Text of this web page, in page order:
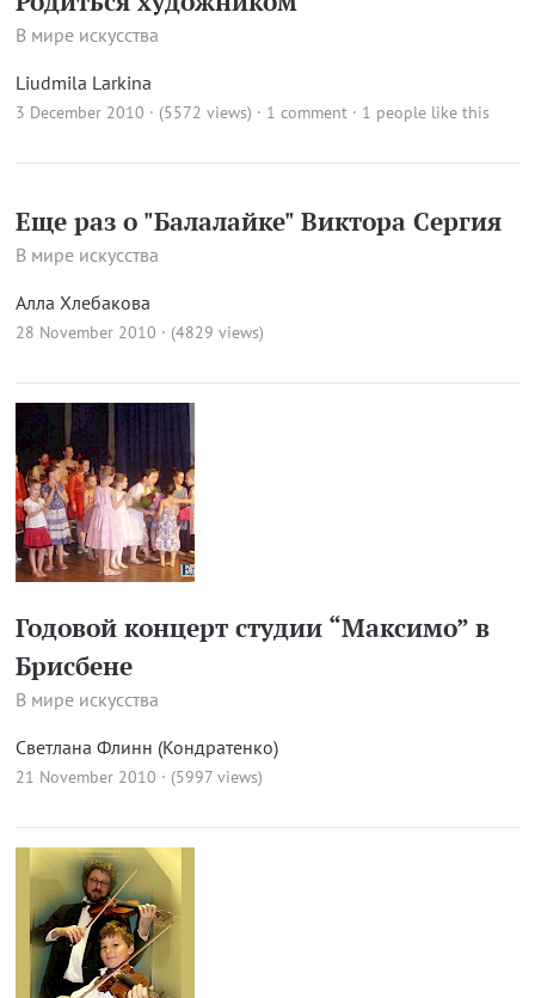
В мире искусства
Liudmila Larkina
3 December 2010 · (5572 views) · 1 comment · 1 people like this
Еще раз о "Балалайке" Виктора Сергия
В мире искусства
Алла Хлебакова
28 November 2010 · (4829 views)
Годовой концерт студии “Максимо” в
Брисбене
В мире искусства
Светлана Флинн (Кондратенко)
21 November 2010 · (5997 views)